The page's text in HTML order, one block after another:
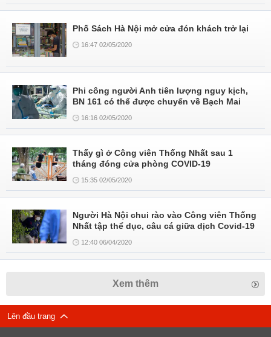
Phố Sách Hà Nội mở cửa đón khách trở lại
16:47 02/05/2020
Phi công người Anh tiên lượng nguy kịch,
BN 161 có thể được chuyển về Bạch Mai
16:16 02/05/2020
Thấy gì ở Công viên Thống Nhất sau 1
tháng đóng cửa phòng COVID-19
15:35 02/05/2020
Người Hà Nội chui rào vào Công viên Thống
Nhất tập thể dục, câu cá giữa dịch Covid-19
12:40 06/04/2020
Xem thêm
Lên đầu trang